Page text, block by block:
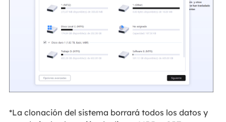
*La clonación del sistema borrará todos los datos y